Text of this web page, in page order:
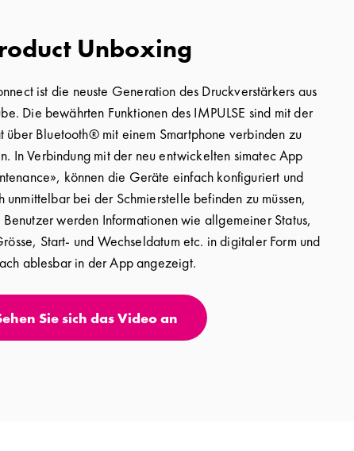
Unboxing
ist die neuste Generation des Druckverstärkers aus
Die bewährten Funktionen des IMPULSE sind mit der
Bluetooth® mit einem Smartphone verbinden zu
In Verbindung mit der neu entwickelten simatec App
können die Geräte einfach konfiguriert und
unmittelbar bei der Schmierstelle befinden zu müssen,
werden Informationen wie allgemeiner Status,
Start- und Wechseldatum etc. in digitaler Form und
ablesbar in der App angezeigt.
Sie sich das Video an